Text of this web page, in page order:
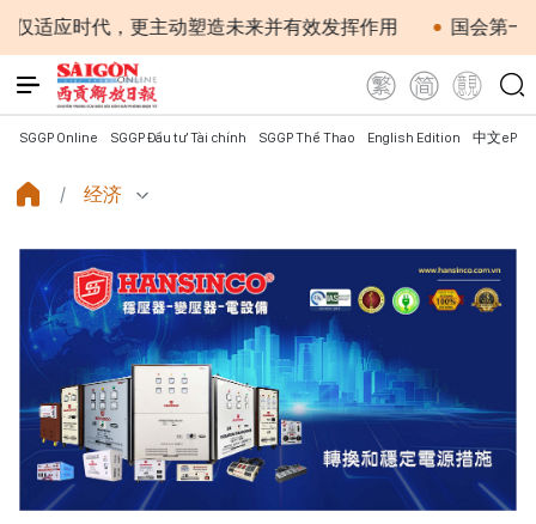
，更主动塑造未来并有效发挥作用 国会第一次非常规
SGGP Online SGGP Đầu tư Tài chính SGGP Thể Thao English Edition 中文
经济